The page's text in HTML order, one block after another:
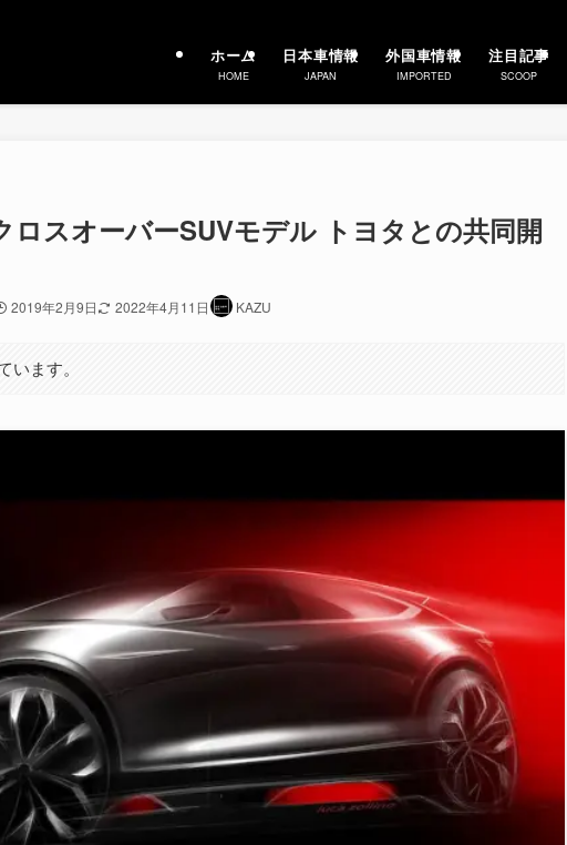
ホーム
HOME
日本車情報
JAPAN
外国車情報
IMPORTED
注目記事
SCOOP
ロスオーバーSUVモデル トヨタとの共同開
2019年2月9日 2022年4月11日 KAZU
ます。